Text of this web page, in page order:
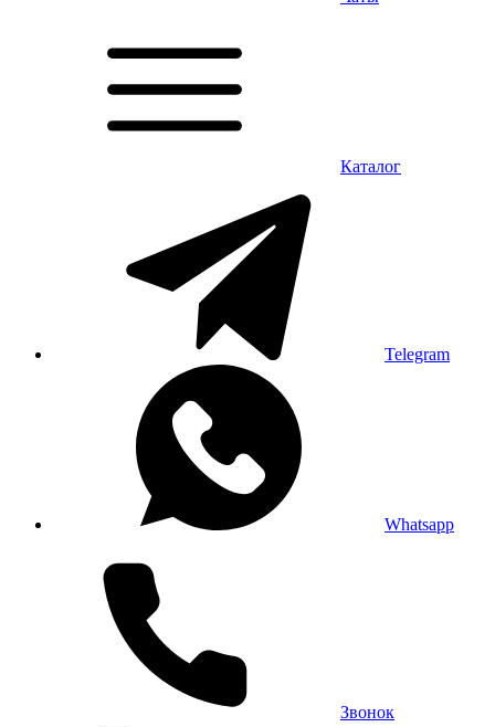
Каталог
Telegram
Whatsapp
Звонок